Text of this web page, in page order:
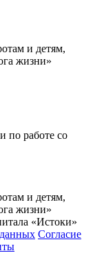
и детям,
жизни»
по работе со
и детям,
жизни»
«Истоки»
Согласие